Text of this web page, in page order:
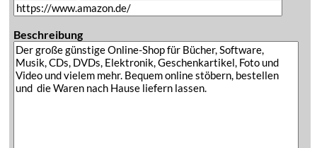
Beschreibung